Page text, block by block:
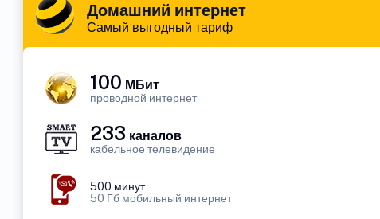
Домашний интернет
Самый выгодный тариф
100 МБит
проводной интернет
233 каналов
кабельное телевидение
500 минут
50 Гб мобильный интернет